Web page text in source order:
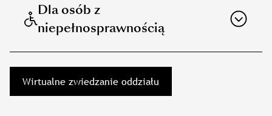
Dla osób z
niepełnosprawnością
Wirtualne zwiedzanie oddziału